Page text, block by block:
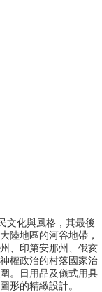
文化與風格，其最後
陸地區的河谷地帶，
、印第安那州、俄亥
權政治的村落國家治
。日用品及儀式用具
形的精緻設計。